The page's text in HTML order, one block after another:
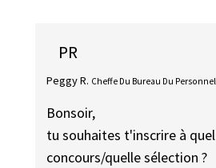
PR
Peggy R. Cheffe Du Bureau Du Personnel
Bonsoir,
tu souhaites t'inscrire à quel
concours/quelle sélection ?